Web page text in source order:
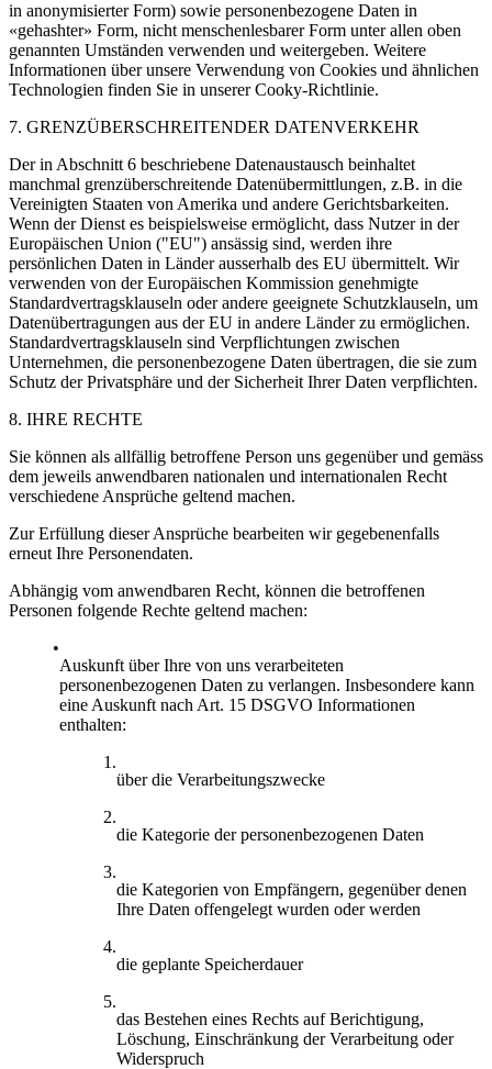
in anonymisierter Form) sowie personenbezogene Daten in
«gehashter» Form, nicht menschenlesbarer Form unter allen oben
genannten Umständen verwenden und weitergeben. Weitere
Informationen über unsere Verwendung von Cookies und ähnlichen
Technologien finden Sie in unserer Cooky-Richtlinie.
7. GRENZÜBERSCHREITENDER DATENVERKEHR
Der in Abschnitt 6 beschriebene Datenaustausch beinhaltet
manchmal grenzüberschreitende Datenübermittlungen, z.B. in die
Vereinigten Staaten von Amerika und andere Gerichtsbarkeiten.
Wenn der Dienst es beispielsweise ermöglicht, dass Nutzer in der
Europäischen Union ("EU") ansässig sind, werden ihre
persönlichen Daten in Länder ausserhalb des EU übermittelt. Wir
verwenden von der Europäischen Kommission genehmigte
Standardvertragsklauseln oder andere geeignete Schutzklauseln, um
Datenübertragungen aus der EU in andere Länder zu ermöglichen.
Standardvertragsklauseln sind Verpflichtungen zwischen
Unternehmen, die personenbezogene Daten übertragen, die sie zum
Schutz der Privatsphäre und der Sicherheit Ihrer Daten verpflichten.
8. IHRE RECHTE
Sie können als allfällig betroffene Person uns gegenüber und gemäss
dem jeweils anwendbaren nationalen und internationalen Recht
verschiedene Ansprüche geltend machen.
Zur Erfüllung dieser Ansprüche bearbeiten wir gegebenenfalls
erneut Ihre Personendaten.
Abhängig vom anwendbaren Recht, können die betroffenen
Personen folgende Rechte geltend machen:
Auskunft über Ihre von uns verarbeiteten
personenbezogenen Daten zu verlangen. Insbesondere kann
eine Auskunft nach Art. 15 DSGVO Informationen
enthalten:
über die Verarbeitungszwecke
die Kategorie der personenbezogenen Daten
die Kategorien von Empfängern, gegenüber denen
Ihre Daten offengelegt wurden oder werden
die geplante Speicherdauer
das Bestehen eines Rechts auf Berichtigung,
Löschung, Einschränkung der Verarbeitung oder
Widerspruch